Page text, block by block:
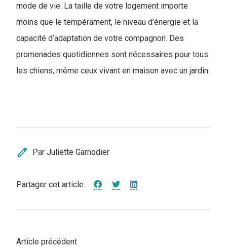
mode de vie. La taille de votre logement importe
moins que le tempérament, le niveau d’énergie et la
capacité d’adaptation de votre compagnon. Des
promenades quotidiennes sont nécessaires pour tous
les chiens, même ceux vivant en maison avec un jardin.
edit Par Juliette Garnodier
Partager cet article
Article précédent